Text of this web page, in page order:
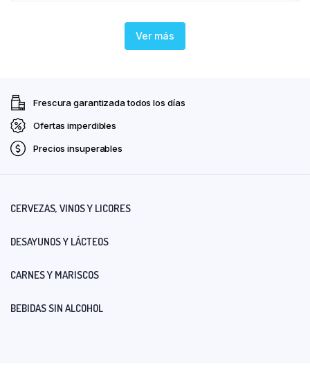
Ver más
Frescura garantizada todos los días
Ofertas imperdibles
Precios insuperables
CERVEZAS, VINOS Y LICORES
DESAYUNOS Y LÁCTEOS
CARNES Y MARISCOS
BEBIDAS SIN ALCOHOL